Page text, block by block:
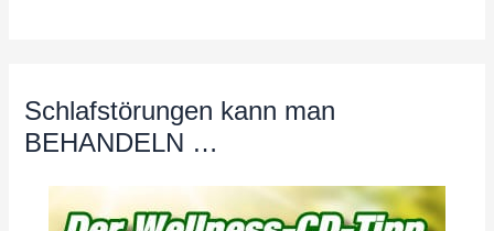
Schlafstörungen kann man
BEHANDELN …